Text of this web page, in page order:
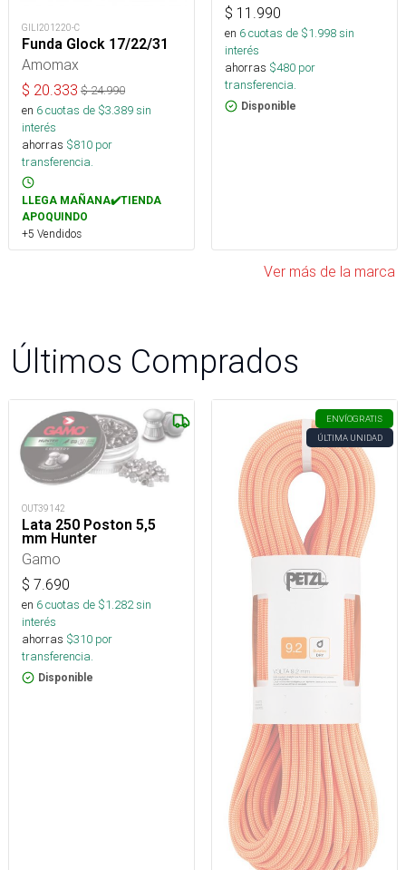
GILI201220-C
Funda Glock 17/22/31
Amomax
$ 20.333 $24.990
en 6cuotas de $3.389sin
interés
ahorras $810 por
transferencia.
LLEGA MAÑANA✔️TIENDA
APOQUINDO
+5 Vendidos
$ 11.990
en 6cuotas de $1.998sin
interés
ahorras $480 por
transferencia.
Disponible
Ver más de la marca
Últimos Comprados
OUT39142
Lata 250 Poston 5,5
mm Hunter
Gamo
$ 7.690
en 6cuotas de $1.282sin
interés
ahorras $310 por
transferencia.
Disponible
ENVÍOGRATIS
ÚLTIMA UNIDAD